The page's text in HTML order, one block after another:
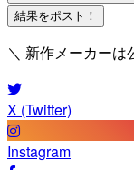
結果をポスト！
＼ 新作メーカーは
X (Twitter)
Instagram